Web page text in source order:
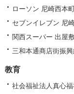
ローソン 尼崎西本
セブンイレブン 尼
関西スーパー 出屋
三和本通商店街振
教育
社会福祉法人真心